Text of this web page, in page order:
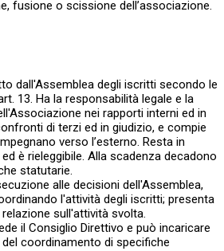
fusione o scissione dell’associazione.
dall'Assemblea degli iscritti secondo le
13. Ha la responsabilità legale e la
nei rapporti interni ed in
di terzi ed in giudizio, e compie
verso l’esterno. Resta in
è rieleggibile. Alla scadenza decadono
statutarie.
alle decisioni dell'Assemblea,
l'attività degli iscritti; presenta
sull'attività svolta.
il Consiglio Direttivo e può incaricare
coordinamento di specifiche